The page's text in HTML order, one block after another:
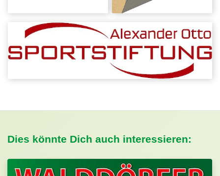
Dies könnte Dich auch interessieren: